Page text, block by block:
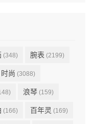
(348) 腕表 (2199)
时尚 (3088)
浪琴 (159)
(166) 百年灵 (169)